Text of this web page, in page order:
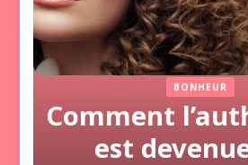
BONHEUR
Comment
est